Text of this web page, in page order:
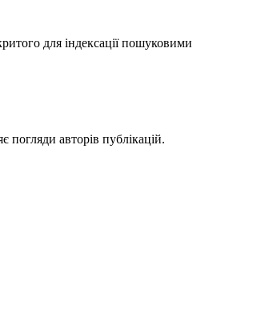
для індексації пошуковими
погляди авторів публікацій.